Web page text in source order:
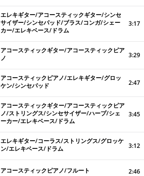
エレキギター/アコースティックギター/シンセ
サイザー/シンセパッド/ブラス/コンガ/シェー
カー/エレキベース/ドラム
3:17
アコースティックギター/アコースティックピア
ノ
3:29
アコースティックピアノ/エレキギター/グロッ
ケン/シンセパッド
2:47
アコースティックギター/アコースティックピア
ノ/ストリングス/シンセサイザー/ハープ/シェ
ーカー/エレキベース/ドラム
3:45
エレキギター/コーラス/ストリングス/グロッケ
ン/エレキベース/ドラム
3:12
アコースティックピアノ/フルート 2:46